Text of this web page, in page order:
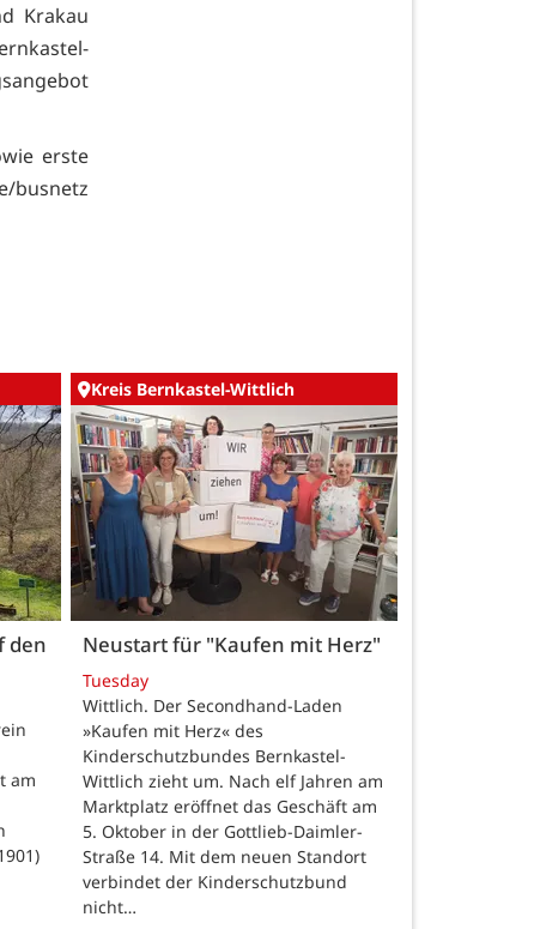
Krakau
erste
den
am
Kreis Bernkastel-Wittlich
Neustart für "Kaufen mit Herz"
Tuesday
Wittlich. Der Secondhand-Laden
»Kaufen mit Herz« des
Kinderschutzbundes Bernkastel-
Wittlich zieht um. Nach elf Jahren am
Marktplatz eröffnet das Geschäft am
5. Oktober in der Gottlieb-Daimler-
Straße 14. Mit dem neuen Standort
verbindet der Kinderschutzbund
nicht…